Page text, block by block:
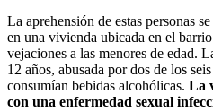
La aprehensión de estas personas
en una vivienda ubicada en el
vejaciones a las menores de edad.
12 años, abusada por dos de los
consumían bebidas alcohólicas. La
con una enfermedad sexual